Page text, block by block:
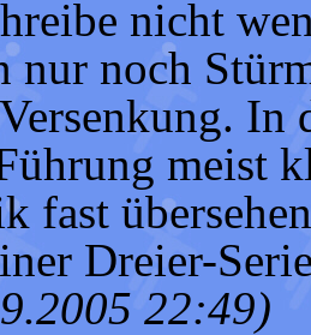
nicht
nur noch
In
meist
fast
Dreier-
22:49)